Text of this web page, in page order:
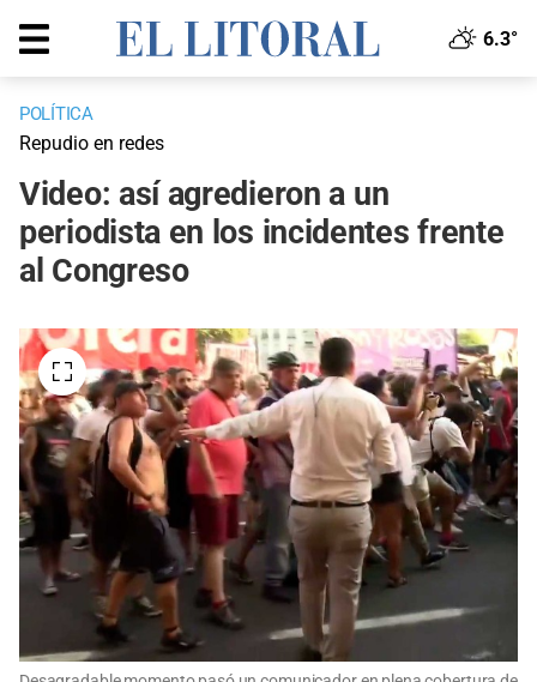
6.3°
POLÍTICA
Repudio en redes
Video: así agredieron a un
periodista en los incidentes frente
al Congreso